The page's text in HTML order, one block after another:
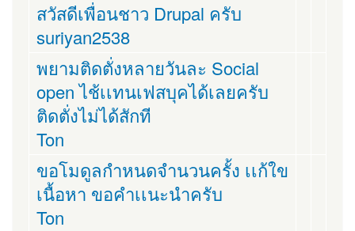
สวัสดีเพื่อนชาว Drupal ครับ
suriyan2538
พยามติดตั่งหลายวันละ Social
open ไช้เเทนเฟสบุคได้เลยครับ
ติดตั่งไม่ได้สักที
Ton
ขอโมดูลกำหนดจำนวนครั้ง เเก้ใข
เนื้อหา ขอคำเเนะนำครับ
Ton